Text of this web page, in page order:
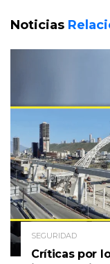
Noticias
SEGURIDAD
Críticas por